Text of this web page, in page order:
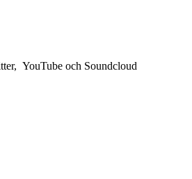
YouTube och Soundcloud